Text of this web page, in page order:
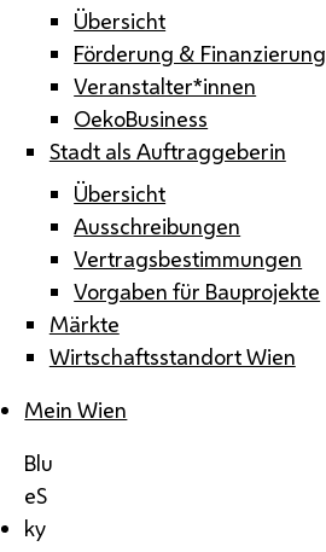
Übersicht
Förderung & Finanzierung
Veranstalter*innen
OekoBusiness
Stadt als Auftraggeberin
Übersicht
Ausschreibungen
Vertragsbestimmungen
Vorgaben für Bauprojekte
Märkte
Wirtschaftsstandort Wien
Mein Wien
Blu
eS
ky